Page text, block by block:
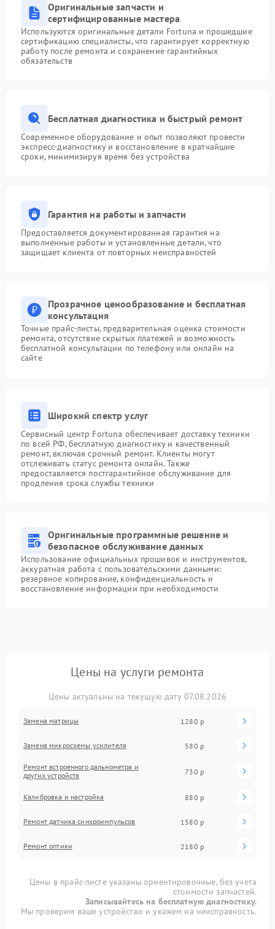
Оригинальные запчасти и
сертифицированные мастера
Используются оригинальные детали Fortuna и прошедшие
сертификацию специалисты, что гарантирует корректную
работу после ремонта и сохранение гарантийных
обязательств
Бесплатная диагностика и быстрый ремонт
Современное оборудование и опыт позволяют провести
экспресс-диагностику и восстановление в кратчайшие
сроки, минимизируя время без устройства
Гарантия на работы и запчасти
Предоставляется документированная гарантия на
выполненные работы и установленные детали, что
защищает клиента от повторных неисправностей
Прозрачное ценообразование и бесплатная
консультация
Точные прайс-листы, предварительная оценка стоимости
ремонта, отсутствие скрытых платежей и возможность
бесплатной консультации по телефону или онлайн на
сайте
Широкий спектр услуг
Сервисный центр Fortuna обеспечивает доставку техники
по всей РФ, бесплатную диагностику и качественный
ремонт, включая срочный ремонт. Клиенты могут
отслеживать статус ремонта онлайн. Также
предоставляется постгарантийное обслуживание для
продления срока службы техники
Оригинальные программные решение и
безопасное обслуживание данных
Использование официальных прошивок и инструментов,
аккуратная работа с пользовательскими данными:
резервное копирование, конфиденциальность и
восстановление информации при необходимости
Цены на услуги ремонта
Цены актуальны на текущую дату 07.08.2026
Замена матрицы 1280 р
Замена микросхемы усилителя 580 р
Ремонт встроенного дальнометра и
других устройств
730 р
Калибровка и настройка 880 р
Ремонт датчика синхроимпульсов 1580 р
Ремонт оптики 2180 р
Цены в прайс-листе указаны ориентировочные, без учета
стоимости запчастей.
Записывайтесь на бесплатную диагностику.
Мы проверим ваше устройство и укажем на неисправность.